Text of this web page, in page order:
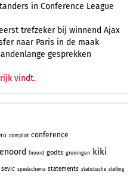
in Conference League
trefzeker bij winnend Ajax
naar Paris in de maak
gesprekken
vindt.
complot conference
fnoord godts groningen kiki
sevic speelschema statements statistische stelling